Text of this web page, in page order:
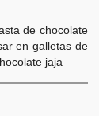
de chocolate
en galletas de
jaja